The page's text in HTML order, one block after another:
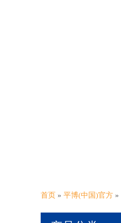
首页 » 平博(中国)官方 »